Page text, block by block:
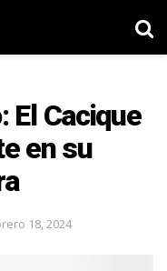
El Cacique
en su
18, 2024